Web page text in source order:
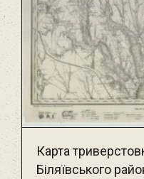
Карта
Біляївського